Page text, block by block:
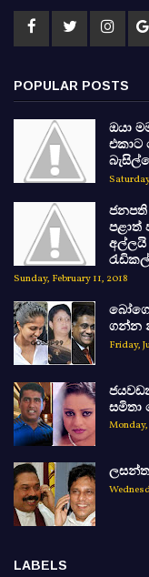
POPULAR POSTS
ඔයා
එකාට
ජනපති
පළාත්
අල්ලයි
Sunday, February 11, 2018
ගන්න
Friday,
LABELS